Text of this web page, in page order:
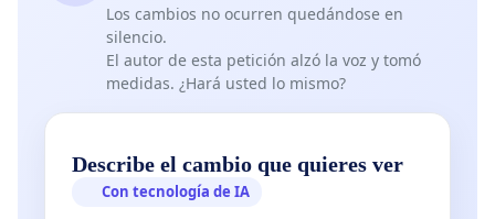
Los cambios no ocurren quedándose en
silencio.
El autor de esta petición alzó la voz y tomó
medidas. ¿Hará usted lo mismo?
Describe el cambio que quieres ver
Con tecnología de IA